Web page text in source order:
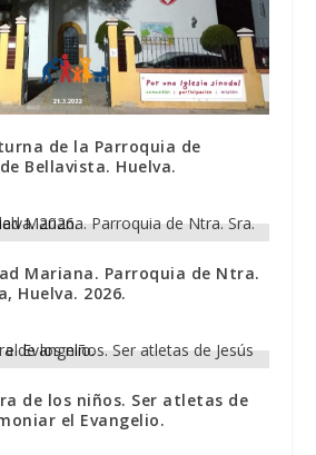
de la Parroquia de
Bellavista. Huelva.
Mariana. Parroquia de Ntra.
Huelva. 2026.
de los niños. Ser atletas de
el Evangelio.